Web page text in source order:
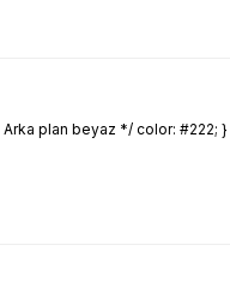
plan beyaz */ color: #222;